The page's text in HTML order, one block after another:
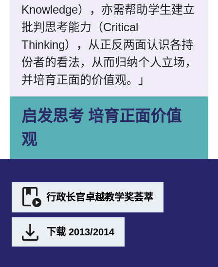
Knowledge），亦需帮助学生建立
批判思考能力（Critical
Thinking），从正反两面认识各持
份者的看法，从而归纳个人立场，
并培育正面的价值观。」
启发思考 培育正面价值
观
行政长官卓越教学奖荟萃
下载 2013/2014